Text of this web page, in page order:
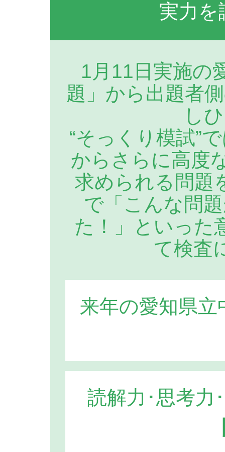
実力を
1月11日実施の
題」から出題者
し
“そっくり模試”
からさらに高度
求められる問題
で「こんな問
た！」といった
て検査
来年の愛知県
読解力･思考力